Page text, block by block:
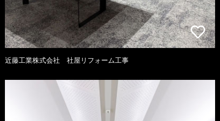
近藤工業株式会社 社屋リフォーム工事